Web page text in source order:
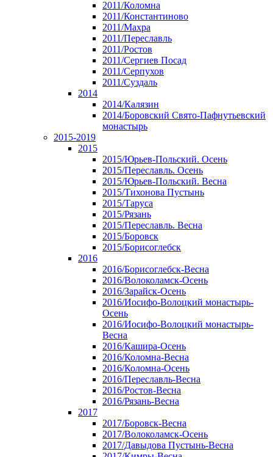
2011/Коломна
2011/Константиново
2011/Махра
2011/Переславль
2011/Ростов
2011/Сергиев Посад
2011/Серпухов
2011/Суздаль
2014
2014/Калязин
2014/Боровский Свято-Пафнутьевский
монастырь
2015-2019
2015
2015/Юрьев-Польский. Осень
2015/Переславль. Осень
2015/Юрьев-Польский. Весна
2015/Тихонова Пустынь
2015/Таруса
2015/Рязань
2015/Переславль. Весна
2015/Боровск
2015/Борисоглебск
2016
2016/Борисоглебск-Весна
2016/Волоколамск-Осень
2016/Зарайск-Осень
2016/Иосифо-Волоцкий монастырь-
Осень
2016/Иосифо-Волоцкий монастырь-
Весна
2016/Кашира-Осень
2016/Коломна-Весна
2016/Коломна-Осень
2016/Переславль-Весна
2016/Ростов-Весна
2016/Рязань-Весна
2017
2017/Боровск-Весна
2017/Волоколамск-Осень
2017/Давыдова Пустынь-Весна